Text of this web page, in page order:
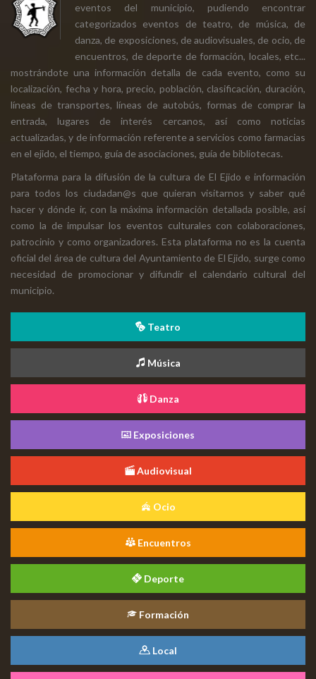
eventos del municipio, pudiendo encontrar
categorizados eventos de teatro, de música, de
danza, de exposiciones, de audiovisuales, de ocio, de
encuentros, de deporte de formación, locales, etc...
mostrándote una información detalla de cada evento, como su
localización, fecha y hora, precio, población, clasificación, duración,
líneas de transportes, líneas de autobús, formas de comprar la
entrada, lugares de interés cercanos, así como noticias
actualizadas, y de información referente a servicios como farmacias
en el ejido, el tiempo, guía de asociaciones, guía de bibliotecas.
Plataforma para la difusión de la cultura de El Ejido e información
para todos los ciudadan@s que quieran visitarnos y saber qué
hacer y dónde ir, con la máxima información detallada posible, así
como la de impulsar los eventos culturales con colaboraciones,
patrocinio y como organizadores. Esta plataforma no es la cuenta
oficial del área de cultura del Ayuntamiento de El Ejido, surge como
necesidad de promocionar y difundir el calendario cultural del
municipio.
Teatro
Música
Danza
Exposiciones
Audiovisual
Ocio
Encuentros
Deporte
Formación
Local